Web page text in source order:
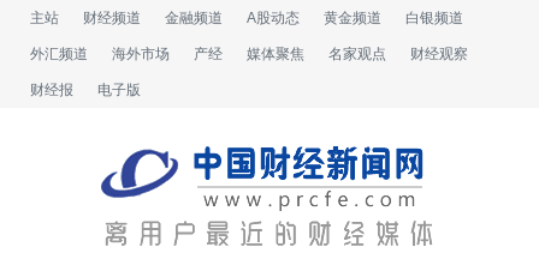
主站 财经频道 金融频道 A股动态 黄金频道 白银频道
外汇频道 海外市场 产经 媒体聚焦 名家观点 财经观察
财经报 电子版